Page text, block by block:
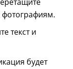
текст и
будет